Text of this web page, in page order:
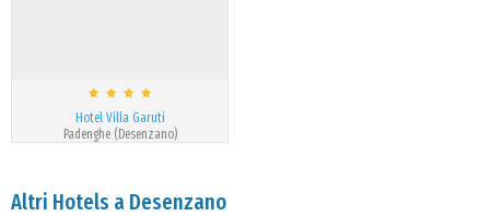
Hotel Villa Garuti
Padenghe (Desenzano)
Altri Hotels a Desenzano